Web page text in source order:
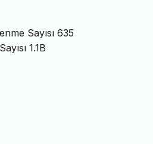
Sayısı 635
1.1B